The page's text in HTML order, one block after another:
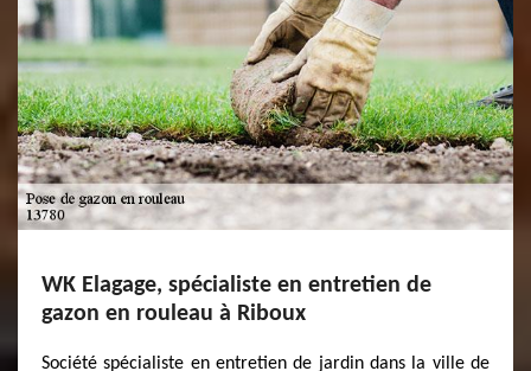
WK Elagage, spécialiste en entretien de
gazon en rouleau à Riboux
Société spécialiste en entretien de jardin dans la ville de